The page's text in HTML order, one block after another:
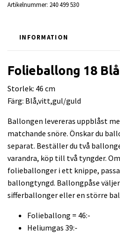
Artikelnummer: 240 499 530
INFORMATION
Folieballong 18 Blå
Storlek: 46 cm
Färg: Blå,vitt,gul/guld
Ballongen levereras uppblåst
matchande snöre. Önskar du
separat. Beställer du två
varandra, köp till två tyngder.
folieballonger i ett knippe,
ballongtyngd. Ballongpåse
sifferballonger eller en större
Folieballong = 46:-
Heliumgas 39:-